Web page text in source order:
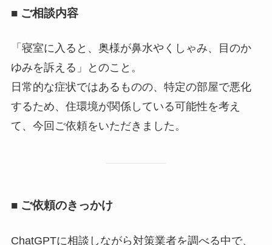
■ ご相談内容
「寝室に入ると、奥様が鼻水やくしゃみ、目のか
ゆみを訴える」とのこと。
日常的な症状ではあるものの、特定の部屋で悪化
するため、住環境が関係している可能性を考え
て、今回ご依頼をいただきました。
■ ご依頼のきっかけ
ChatGPTに相談しながら対策業者を調べる中で、